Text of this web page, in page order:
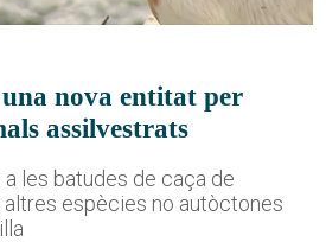
nova entitat per
assilvestrats
les batudes de caça de
altres espècies no autòctones